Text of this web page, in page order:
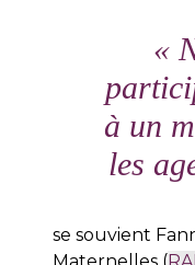
«
à un
les
se souvient